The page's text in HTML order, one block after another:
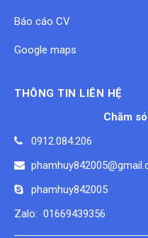
Báo cáo CV
Google maps
THÔNG TIN LIÊN HỆ
Chăm
0912.084.206
phamhuy842005
Zalo: 01669439356